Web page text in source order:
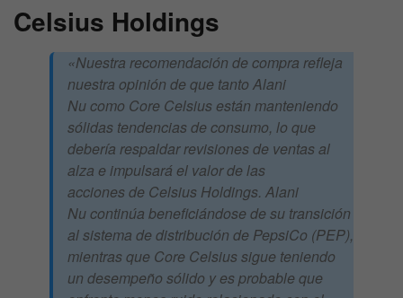
Celsius Holdings
«Nuestra recomendación de compra refleja
nuestra opinión de que tanto Alani
Nu como Core Celsius están manteniendo
sólidas tendencias de consumo, lo que
debería respaldar revisiones de ventas al
alza e impulsará el valor de las
acciones de Celsius Holdings. Alani
Nu continúa beneficiándose de su transición
al sistema de distribución de PepsiCo (PEP),
mientras que Core Celsius sigue teniendo
un desempeño sólido y es probable que